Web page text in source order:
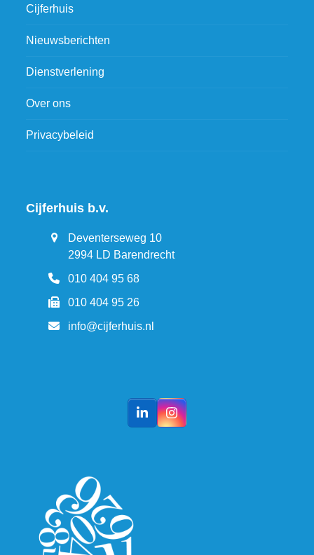
Cijferhuis
Nieuwsberichten
Dienstverlening
Over ons
Privacybeleid
Cijferhuis b.v.
Deventerseweg 10
2994 LD Barendrecht
010 404 95 68
010 404 95 26
info@cijferhuis.nl
LinkedInInstagram